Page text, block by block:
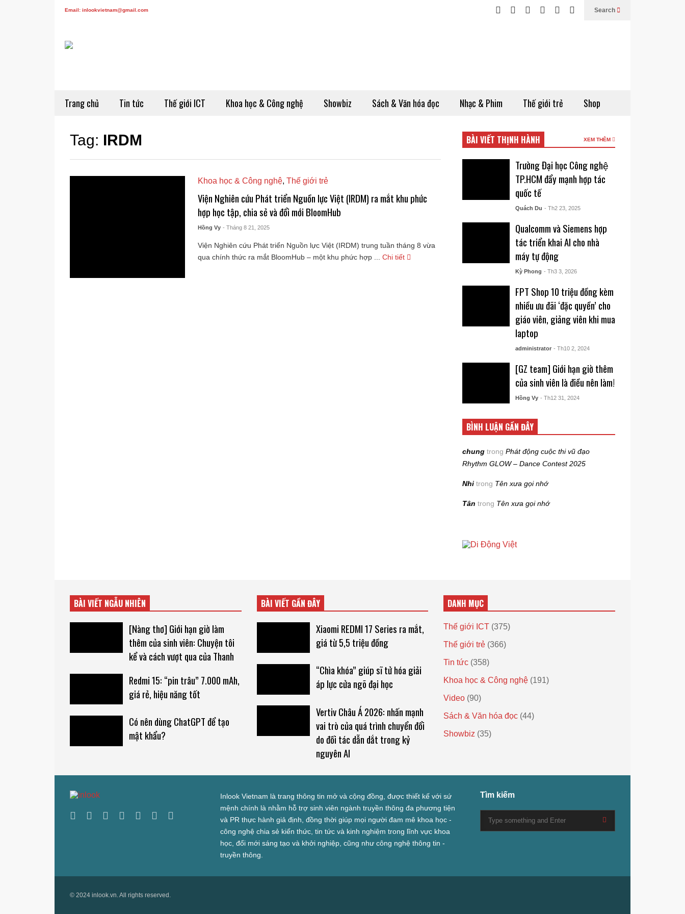
Email: inlookvietnam@gmail.com Search
Trang chủ Tin tức Thế giới ICT Khoa học & Công nghệ Showbiz Sách & Văn hóa đọc Nhạc & Phim Thế giới trẻ Shop
Tag: IRDM
Khoa học & Công nghệ, Thế giới trẻ
Viện Nghiên cứu Phát triển Nguồn lực Việt (IRDM) ra mắt khu phức
hợp học tập, chia sẻ và đổi mới BloomHub
Hồng Vy - Tháng 8 21, 2025
Viện Nghiên cứu Phát triển Nguồn lực Việt (IRDM) trung tuần tháng 8 vừa
qua chính thức ra mắt BloomHub – một khu phức hợp ...
Chi tiết
BÀI VIẾT THỊNH HÀNH XEM THÊM
Trường Đại học Công nghệ
TP.HCM đẩy mạnh hợp tác
quốc tế
Quách Du - Th2 23, 2025
Qualcomm và Siemens hợp
tác triển khai AI cho nhà
máy tự động
Kỳ Phong - Th3 3, 2026
FPT Shop 10 triệu đồng kèm
nhiều ưu đãi ‘đặc quyền’ cho
giáo viên, giảng viên khi mua
laptop
administrator - Th10 2, 2024
[GZ team] Giới hạn giờ thêm
của sinh viên là điều nên làm!
Hồng Vy - Th12 31, 2024
BÌNH LUẬN GẦN ĐÂY
chung trongPhát động cuộc thi vũ đạo
Rhythm GLOW – Dance Contest 2025
Nhi trong Tên xưa gọi nhớ
Tân trong Tên xưa gọi nhớ
BÀI VIẾT NGẪU NHIÊN
[Nàng thơ] Giới hạn giờ làm
thêm của sinh viên: Chuyện tôi
kể và cách vượt qua của Thanh
Redmi 15: “pin trâu” 7.000 mAh,
giá rẻ, hiệu năng tốt
Có nên dùng ChatGPT để tạo
mật khẩu?
BÀI VIẾT GẦN ĐÂY
Xiaomi REDMI 17 Series ra mắt,
giá từ 5,5 triệu đồng
“Chìa khóa” giúp sĩ tử hóa giải
áp lực cửa ngõ đại học
Vertiv Châu Á 2026: nhấn mạnh
vai trò của quá trình chuyển đổi
do đối tác dẫn dắt trong kỷ
nguyên AI
DANH MỤC
Thế giới ICT (375)
Thế giới trẻ (366)
Tin tức (358)
Khoa học & Công nghệ (191)
Video (90)
Sách & Văn hóa đọc (44)
Showbiz (35)
Inlook Vietnam là trang thông tin mở và cộng đồng, được thiết kế với sứ
mệnh chính là nhằm hỗ trợ sinh viên ngành truyền thông đa phương tiện
và PR thực hành giả định, đồng thời giúp mọi người đam mê khoa học -
công nghệ chia sẻ kiến thức, tin tức và kinh nghiệm trong lĩnh vực khoa
học, đổi mới sáng tạo và khởi nghiệp, cũng như công nghệ thông tin -
truyền thông.
Tìm kiếm
© 2024 inlook.vn. All rights reserved.